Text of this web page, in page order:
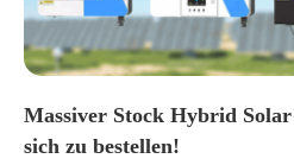
Massiver Stock Hybrid
sich zu bestellen!